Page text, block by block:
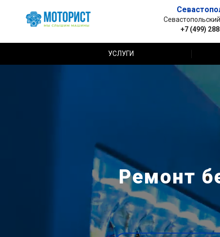
+7 (499)
УСЛУГИ
Ремонт